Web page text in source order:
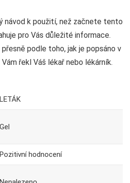
k použití, než začnete tento
pro Vás důležité informace.
podle toho, jak je popsáno v
řekl Váš lékař nebo lékárník.
LETÁK
Gel
Pozitivní hodnocení